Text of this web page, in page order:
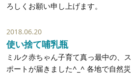
ろしくお願い申し上げます。
2018.06.20
使い捨て哺乳瓶
ミルク赤ちゃん子育て真っ最中の、
ポートが届きました^_^ 各地で自然